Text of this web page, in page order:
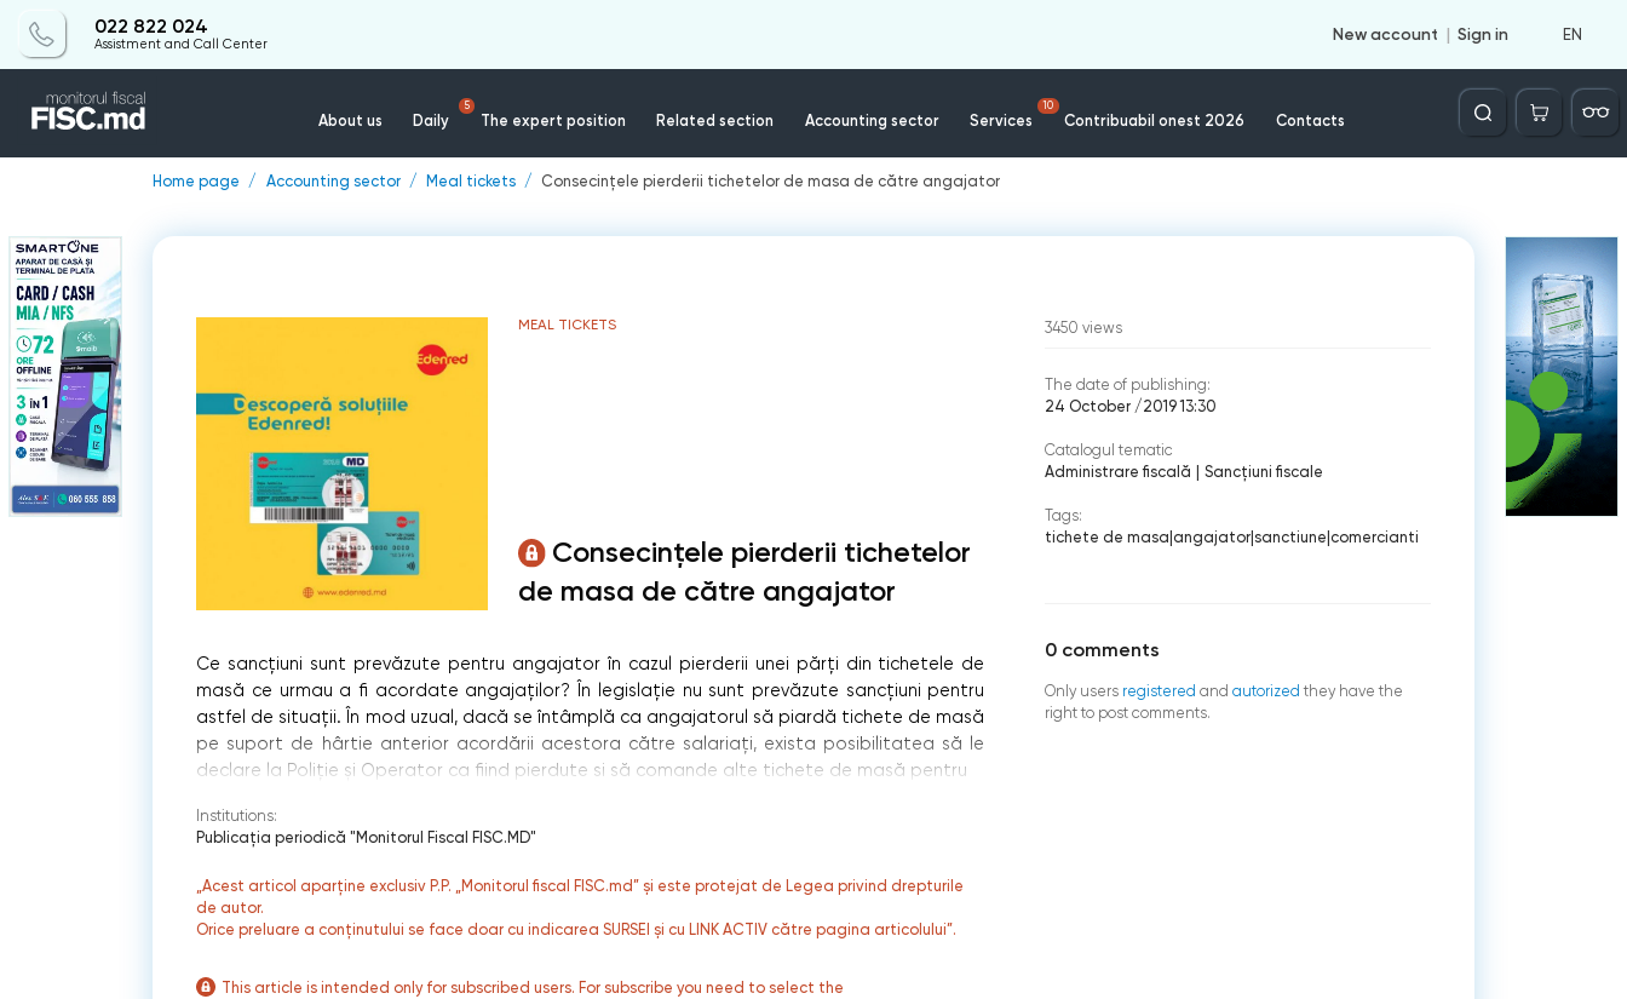
022 822 024
Assistment and Call Center
New account Sign in EN
About us Daily
5
The expert position Related section Accounting sector Services
10
Contribuabil onest 2026 Contacts
Căutare
Home page Accounting sector Meal tickets Consecințele pierderii tichetelor de masa de către angajator
MEAL TICKETS
Consecințele pierderii tichetelor
de masa de către angajator
Ce sancțiuni sunt prevăzute pentru angajator în cazul pierderii unei părți din tichetele de
masă ce urmau a fi acordate angajaților? În legislație nu sunt prevăzute sancțiuni pentru
astfel de situații. În mod uzual, dacă se întâmplă ca angajatorul să piardă tichete de masă
pe suport de hârtie anterior acordării acestora către salariați, exista posibilitatea să le
declare la Poliție și Operator ca fiind pierdute si să comande alte tichete de masă pentru
Institutions:
Publicaţia periodică "Monitorul Fiscal FISC.MD"
„Acest articol aparține exclusiv P.P. „Monitorul fiscal FISC.md” și este protejat de Legea privind drepturile
de autor.
Orice preluare a conținutului se face doar cu indicarea SURSEI și cu LINK ACTIV către pagina articolului”.
This article is intended only for subscribed users. For subscribe you need to select the
3450 views
The date of publishing:
24 October /2019 13:30
Catalogul tematic
Administrare fiscală
Sancțiuni fiscale
Tags:
tichete de masa angajator| sanctiune comercianti
0 comments
Only users registered and autorized they have the
right to post comments.